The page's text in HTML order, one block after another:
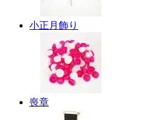
小正月飾り
喪章